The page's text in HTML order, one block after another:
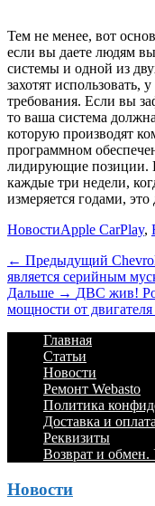
Тем не менее, вот
если вы даете людям
системы и одной из
захотят использовать,
требования. Если вы
то ваша система
которую производят
программном
лидирующие позиции.
каждые три недели,
измеряется годами,
Категории
НовостиТеги
Apple CarPlay,
Навигация
по
записям
← Предыдущий
является серийным
Дальше → Дальше:
ДВС жив!
мощности от
Footer
Menu
Перейти
содержимому
Главная
Статьи
Новости
Ремонт Webasto
Политика
Доставка и
Реквизиты
Возврат и обмен.
Новости